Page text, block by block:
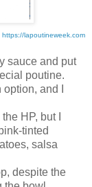
https://lapoutineweek.com
sauce and put
poutine.
and I
HP, but I
tinted
salsa
despite the